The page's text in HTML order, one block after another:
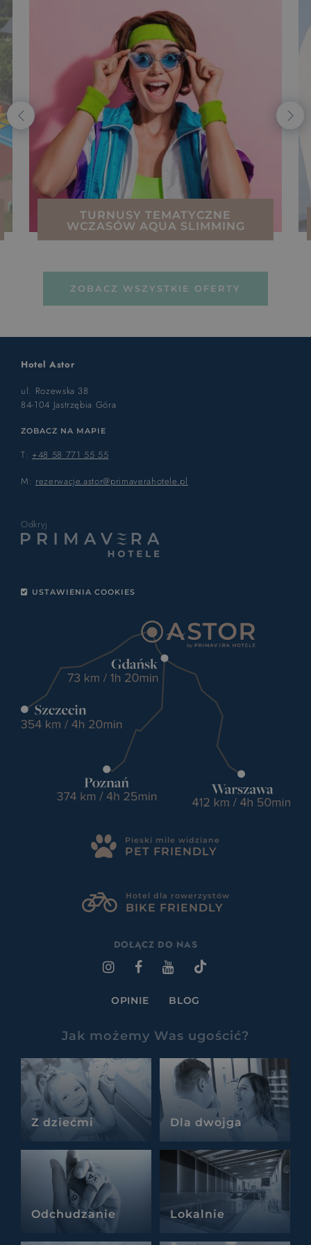
TURNUSY TEMATYCZNE
WCZASÓW AQUA SLIMMING
ZOBACZ WSZYSTKIE OFERTY
Hotel Astor
ul. Rozewska 38
84-104 Jastrzębia Góra
ZOBACZ NA MAPIE
T: +48 58 771 55 55
M: rezerwacje.astor@primaverahotele.pl
Odkryj
USTAWIENIA COOKIES
Pieski mile widziane
PET FRIENDLY
Hotel dla rowerzystów
BIKE FRIENDLY
DOŁĄCZ DO NAS
OPINIE BLOG
Jak możemy Was ugościć?
Z dziećmi Dla dwojga
Odchudzanie Lokalnie